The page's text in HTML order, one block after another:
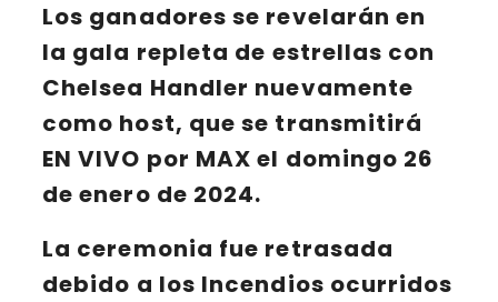
Los ganadores se revelarán en
la gala repleta de estrellas con
Chelsea Handler nuevamente
como host, que se transmitirá
EN VIVO por MAX el domingo 26
de enero de 2024.
La ceremonia fue retrasada
debido a los Incendios ocurridos